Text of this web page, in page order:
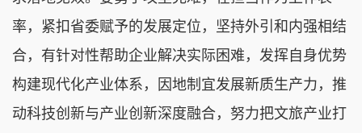
率，紧扣省委赋予的发展定位，坚持外引和内强相结
合，有针对性帮助企业解决实际困难，发挥自身优势
构建现代化产业体系，因地制宜发展新质生产力，推
动科技创新与产业创新深度融合，努力把文旅产业打